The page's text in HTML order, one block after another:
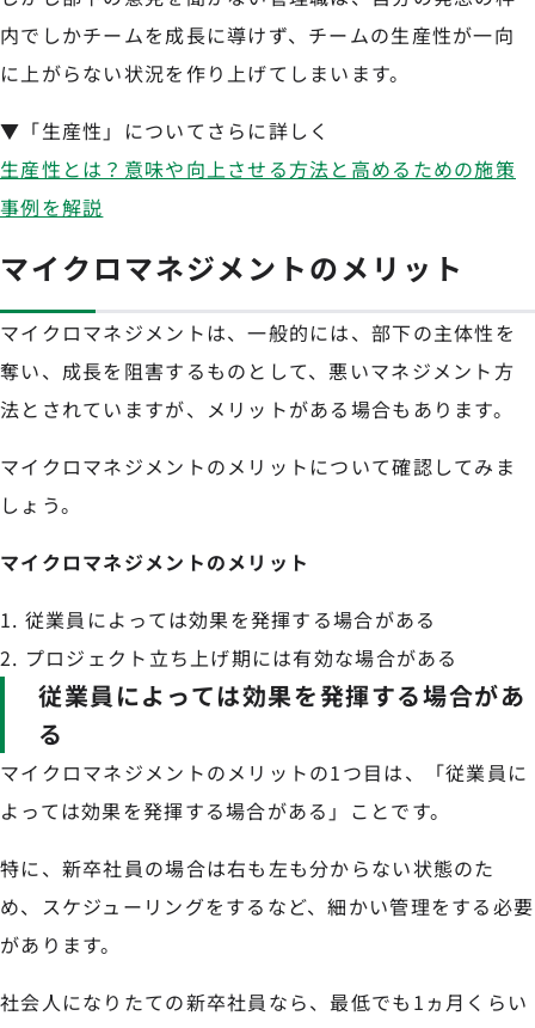
内でしかチームを成長に導けず、チームの生産性が一向
に上がらない状況を作り上げてしまいます。
▼「生産性」についてさらに詳しく
生産性とは？意味や向上させる方法と高めるための施策
事例を解説
マイクロマネジメントのメリット
マイクロマネジメントは、一般的には、部下の主体性を
奪い、成長を阻害するものとして、悪いマネジメント方
法とされていますが、メリットがある場合もあります。
マイクロマネジメントのメリットについて確認してみま
しょう。
マイクロマネジメントのメリット
従業員によっては効果を発揮する場合がある
プロジェクト立ち上げ期には有効な場合がある
従業員によっては効果を発揮する場合があ
る
マイクロマネジメントのメリットの1つ目は、「従業員に
よっては効果を発揮する場合がある」ことです。
特に、新卒社員の場合は右も左も分からない状態のた
め、スケジューリングをするなど、細かい管理をする必要
があります。
社会人になりたての新卒社員なら、最低でも1ヵ月くらい